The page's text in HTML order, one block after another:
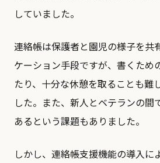
していました。
連絡帳は保護者と園児の様子を共
ケーション手段ですが、書くため
たり、十分な休憩を取ることも難
した。また、新人とベテランの間
あるという課題もありました。
しかし、連絡帳支援機能の導入に